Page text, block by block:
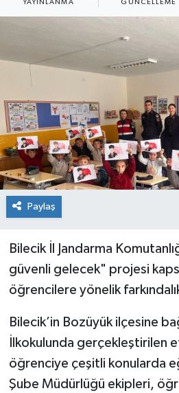
YAYINLANMA GÜNCELLEME
Paylaş
Bilecik İl Jandarma
güvenli gelecek" projesi
öğrencilere yönelik
Bilecik’in Bozüyük ilçesine
İlkokulunda gerçekleştirilen
öğrenciye çeşitli konularda
Şube Müdürlüğü ekipleri,
Siyaset
Spor